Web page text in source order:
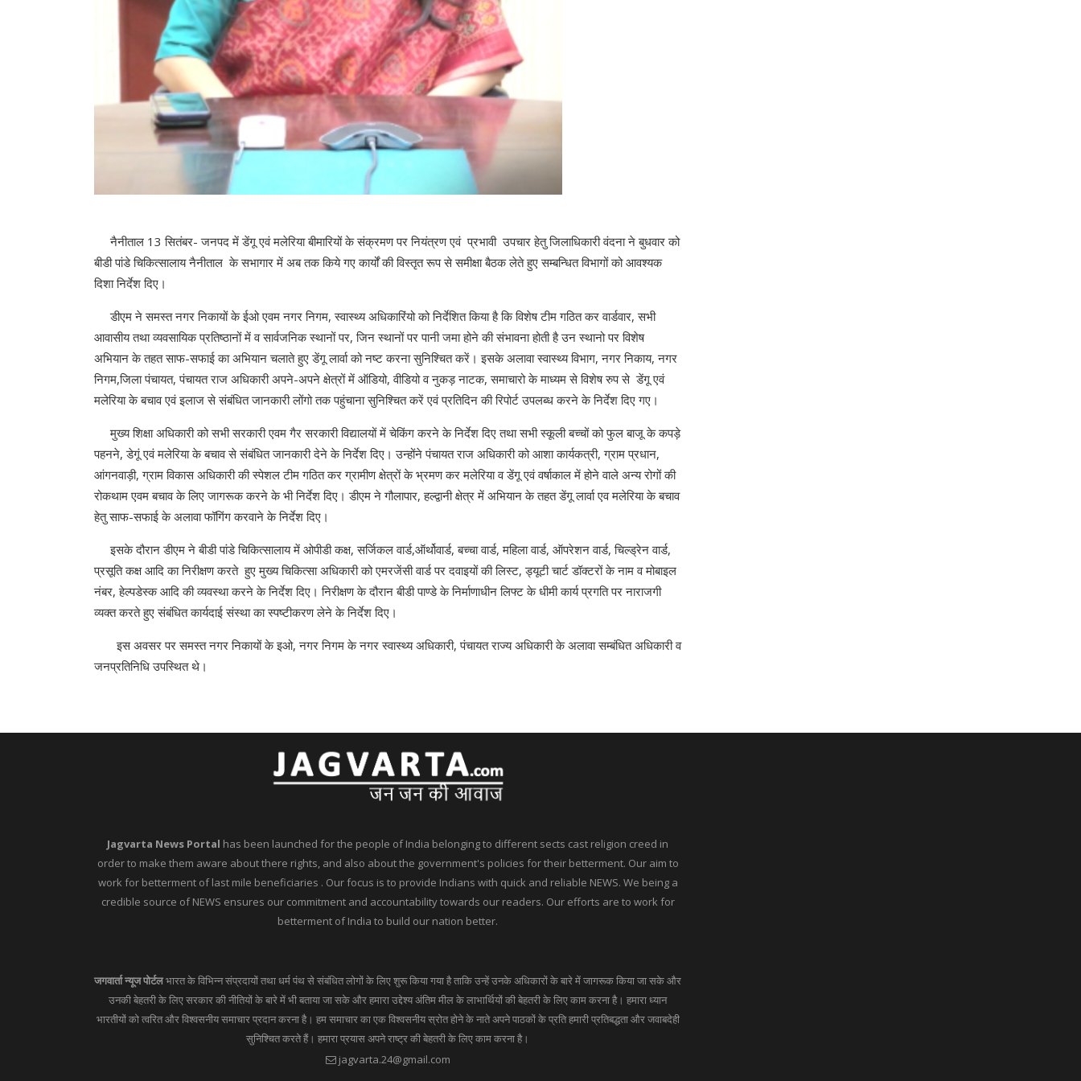
नैनीताल 13 सितंबर- जनपद में डेंगू एवं मलेरिया बीमारियों के संक्रमण पर नियंत्रण एवं प्रभावी उपचार हेतु जिलाधिकारी वंदना ने बुधवार को
बीडी पांडे चिकित्सालाय नैनीताल के सभागार में अब तक किये गए कार्यों की विस्तृत रूप से समीक्षा बैठक लेते हुए सम्बन्धित विभागों को आवश्यक
दिशा निर्देश दिए।
डीएम ने समस्त नगर निकायों के ईओ एवम नगर निगम, स्वास्थ्य अधिकारिंयो को निर्देशित किया है कि विशेष टीम गठित कर वार्डवार, सभी
आवासीय तथा व्यवसायिक प्रतिष्ठानों में व सार्वजनिक स्थानों पर, जिन स्थानों पर पानी जमा होने की संभावना होती है उन स्थानो पर विशेष
अभियान के तहत साफ-सफाई का अभियान चलाते हुए डेंगू लार्वा को नष्ट करना सुनिश्चित करें। इसके अलावा स्वास्थ्य विभाग, नगर निकाय, नगर
निगम,जिला पंचायत, पंचायत राज अधिकारी अपने-अपने क्षेत्रों में ऑडियो, वीडियो व नुकड़ नाटक, समाचारो के माध्यम से विशेष रुप से डेंगू एवं
मलेरिया के बचाव एवं इलाज से संबंधित जानकारी लोंगो तक पहुंचाना सुनिश्चित करें एवं प्रतिदिन की रिपोर्ट उपलब्ध करने के निर्देश दिए गए।
मुख्य शिक्षा अधिकारी को सभी सरकारी एवम गैर सरकारी विद्यालयों में चेकिंग करने के निर्देश दिए तथा सभी स्कूली बच्चों को फुल बाजू के कपड़े
पहनने, डेगूं एवं मलेरिया के बचाव से संबंधित जानकारी देने के निर्देश दिए। उन्होंने पंचायत राज अधिकारी को आशा कार्यकत्री, ग्राम प्रधान,
आंगनवाड़ी, ग्राम विकास अधिकारी की स्पेशल टीम गठित कर ग्रामीण क्षेत्रों के भ्रमण कर मलेरिया व डेंगू एवं वर्षाकाल में होने वाले अन्य रोगों की
रोकथाम एवम बचाव के लिए जागरूक करने के भी निर्देश दिए। डीएम ने गौलापार, हल्द्वानी क्षेत्र में अभियान के तहत डेंगू लार्वा एव मलेरिया के बचाव
हेतु साफ-सफाई के अलावा फॉगिंग करवाने के निर्देश दिए।
इसके दौरान डीएम ने बीडी पांडे चिकित्सालाय में ओपीडी कक्ष, सर्जिकल वार्ड,ऑर्थोवार्ड, बच्चा वार्ड, महिला वार्ड, ऑपरेशन वार्ड, चिल्ड्रेन वार्ड,
प्रसूति कक्ष आदि का निरीक्षण करते हुए मुख्य चिकित्सा अधिकारी को एमरजेंसी वार्ड पर दवाइयों की लिस्ट, ड्यूटी चार्ट डॉक्टरों के नाम व मोबाइल
नंबर, हेल्पडेस्क आदि की व्यवस्था करने के निर्देश दिए। निरीक्षण के दौरान बीडी पाण्डे के निर्माणाधीन लिफ्ट के धीमी कार्य प्रगति पर नाराजगी
व्यक्त करते हुए संबंधित कार्यदाई संस्था का स्पष्टीकरण लेने के निर्देश दिए।
इस अवसर पर समस्त नगर निकायों के इओ, नगर निगम के नगर स्वास्थ्य अधिकारी, पंचायत राज्य अधिकारी के अलावा सम्बंधित अधिकारी व
जनप्रतिनिधि उपस्थित थे।
Jagvarta News Portal has been launched for the people of India belonging to different sects cast religion creed in
order to make them aware about there rights, and also about the government's policies for their betterment. Our aim to
work for betterment of last mile beneficiaries . Our focus is to provide Indians with quick and reliable NEWS. We being a
credible source of NEWS ensures our commitment and accountability towards our readers. Our efforts are to work for
betterment of India to build our nation better.
जगवार्ता न्यूज पोर्टलभारत के विभिन्न संप्रदायों तथा धर्म पंथ से संबंधित लोगों के लिए शुरू किया गया है ताकि उन्हें उनके अधिकारों के बारे में जागरूक किया जा सके और
उनकी बेहतरी के लिए सरकार की नीतियों के बारे में भी बताया जा सके और हमारा उद्देश्य अंतिम मील के लाभार्थियों की बेहतरी के लिए काम करना है। हमारा ध्यान
भारतीयों को त्वरित और विश्वसनीय समाचार प्रदान करना है। हम समाचार का एक विश्वसनीय स्रोत होने के नाते अपने पाठकों के प्रति हमारी प्रतिबद्धता और जवाबदेही
सुनिश्चित करते हैं। हमारा प्रयास अपने राष्ट्र की बेहतरी के लिए काम करना है।
jagvarta.24@gmail.com